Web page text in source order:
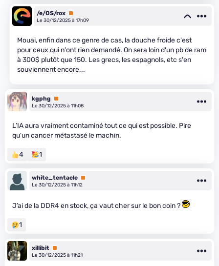
/e/OS/rox Premium
Le 30/12/2025 à 17h09
Mouai, enfin dans ce genre de cas, la douche froide c'est
pour ceux qui n'ont rien demandé. On sera loin d'un pb de ram
à 300$ plutôt que 150. Les grecs, les espagnols, etc s'en
souviennent encore...
kgphg
Premium
Le 30/12/2025 à 11h08
L’IA aura vraiment contaminé tout ce qui est possible. Pire
qu'un cancer métastasé le machin.
4 1
white_tentacle Premium
Le 30/12/2025 à 11h12
J’ai de la DDR4 en stock, ça vaut cher sur le bon coin ?
1
xillibit Premium
Le 30/12/2025 à 11h21